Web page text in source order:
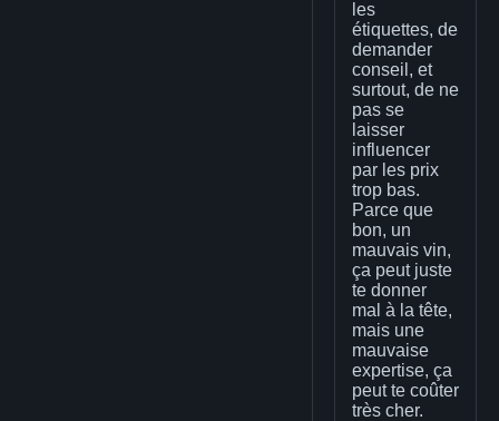
les
étiquettes, de
demander
conseil, et
surtout, de ne
pas se
laisser
influencer
par les prix
trop bas.
Parce que
bon, un
mauvais vin,
ça peut juste
te donner
mal à la tête,
mais une
mauvaise
expertise, ça
peut te coûter
très cher.